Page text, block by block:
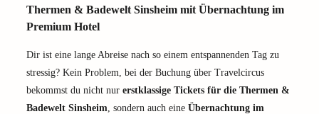
Thermen & Badewelt Sinsheim mit Übernachtung im
Premium Hotel
Dir ist eine lange Abreise nach so einem entspannenden Tag zu
stressig? Kein Problem, bei der Buchung über Travelcircus
bekommst du nicht nur erstklassige Tickets für die Thermen &
Badewelt Sinsheim, sondern auch eine Übernachtung im